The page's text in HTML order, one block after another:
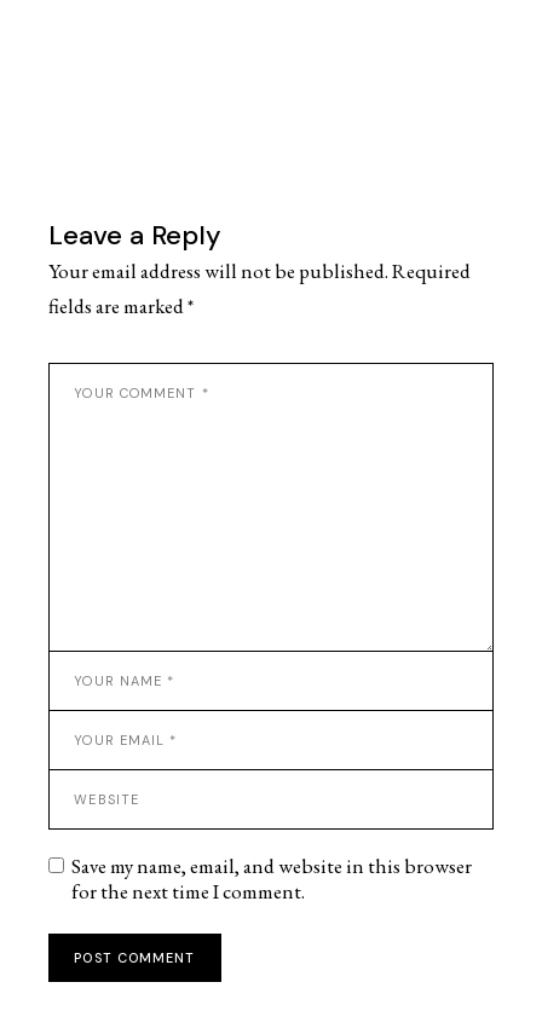
Leave a Reply
Your email address will not be published.Required
fields are marked*
Save my name, email, and website in this browser
for the next time I comment.
POST COMMENT